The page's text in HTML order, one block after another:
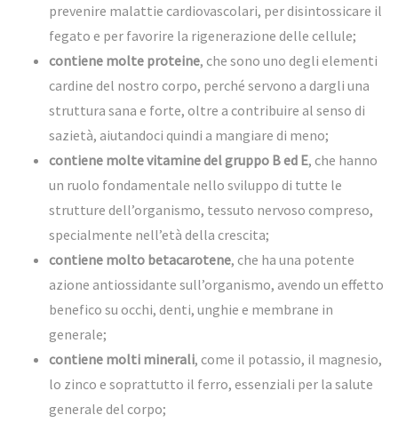
prevenire malattie cardiovascolari, per disintossicare il
fegato e per favorire la rigenerazione delle cellule;
contiene molte proteine, che sono uno degli elementi
cardine del nostro corpo, perché servono a dargli una
struttura sana e forte, oltre a contribuire al senso di
sazietà, aiutandoci quindi a mangiare di meno;
contiene molte vitamine del gruppo B ed E, che hanno
un ruolo fondamentale nello sviluppo di tutte le
strutture dell’organismo, tessuto nervoso compreso,
specialmente nell’età della crescita;
contiene molto betacarotene, che ha una potente
azione antiossidante sull’organismo, avendo un effetto
benefico su occhi, denti, unghie e membrane in
generale;
contiene molti minerali, come il potassio, il magnesio,
lo zinco e soprattutto il ferro, essenziali per la salute
generale del corpo;